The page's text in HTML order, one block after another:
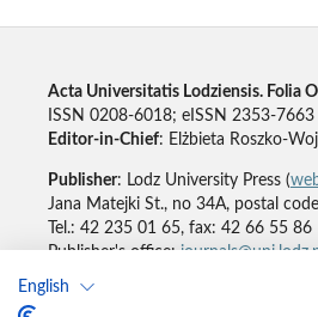
English
Acta Universitatis Lodziensis. Folia
ISSN 0208-6018; eISSN 2353-7663
Editor-in-Chief: Elżbieta Roszko-
Publisher: Lodz University Press (
Jana Matejki St., no 34A, postal
Tel.: 42 235 01 65, fax: 42 66 55 86
Publisher's office:
Accesibility declaration